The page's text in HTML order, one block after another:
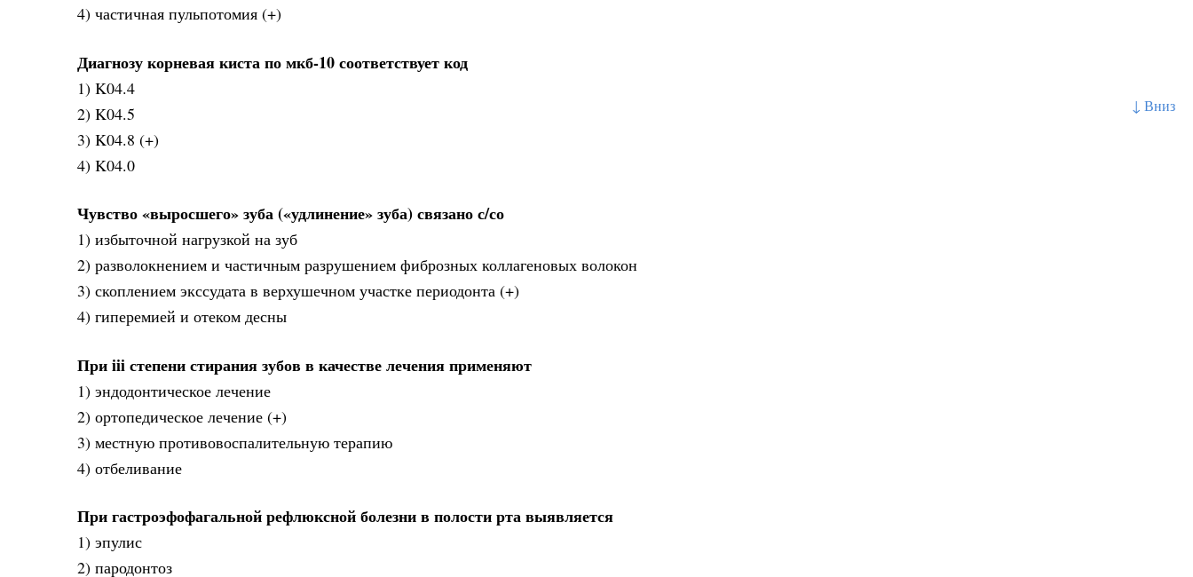
↓ Вниз
4) частичная пульпотомия (+)
Диагнозу корневая киста по мкб-10 соответствует код
1) K04.4
2) K04.5
3) K04.8 (+)
4) K04.0
Чувство «выросшего» зуба («удлинение» зуба) связано с/со
1) избыточной нагрузкой на зуб
2) разволокнением и частичным разрушением фиброзных коллагеновых волокон
3) скоплением экссудата в верхушечном участке периодонта (+)
4) гиперемией и отеком десны
При iii степени стирания зубов в качестве лечения применяют
1) эндодонтическое лечение
2) ортопедическое лечение (+)
3) местную противовоспалительную терапию
4) отбеливание
При гастроэфофагальной рефлюксной болезни в полости рта выявляется
1) эпулис
2) пародонтоз